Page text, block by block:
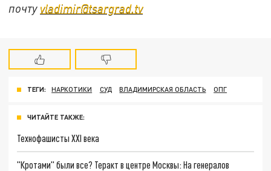
почту vladimir@tsargrad.tv
ТЕГИ: НАРКОТИКИ СУД ВЛАДИМИРСКАЯ ОБЛАСТЬ ОПГ
ЧИТАЙТЕ ТАКЖЕ:
Технофашисты XXI века
"Кротами" были все? Теракт в центре Москвы: На генералов